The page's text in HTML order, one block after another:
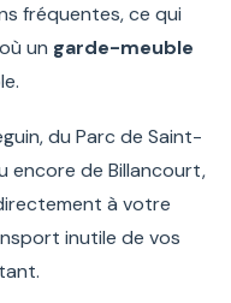
fréquentes, ce qui
un garde-meuble
du Parc de Saint-
encore de Billancourt,
à votre
inutile de vos